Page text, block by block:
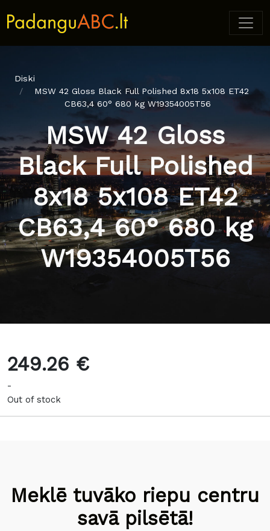
Diski
MSW 42 Gloss Black Full Polished 8x18 5x108 ET42
CB63,4 60° 680 kg W19354005T56
MSW 42 Gloss
Black Full Polished
8x18 5x108 ET42
CB63,4 60° 680 kg
W19354005T56
249.26 €
-
Out of stock
Meklē tuvāko riepu centru
savā pilsētā!